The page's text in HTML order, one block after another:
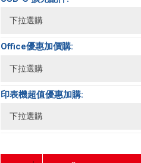
Office優惠加價購:
印表機超值優惠加購: